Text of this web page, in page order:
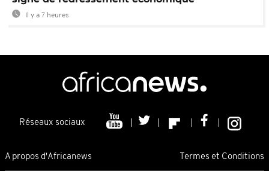
Il y a 7 heures
Réseaux sociaux
A propos d'Africanews Termes et Conditions